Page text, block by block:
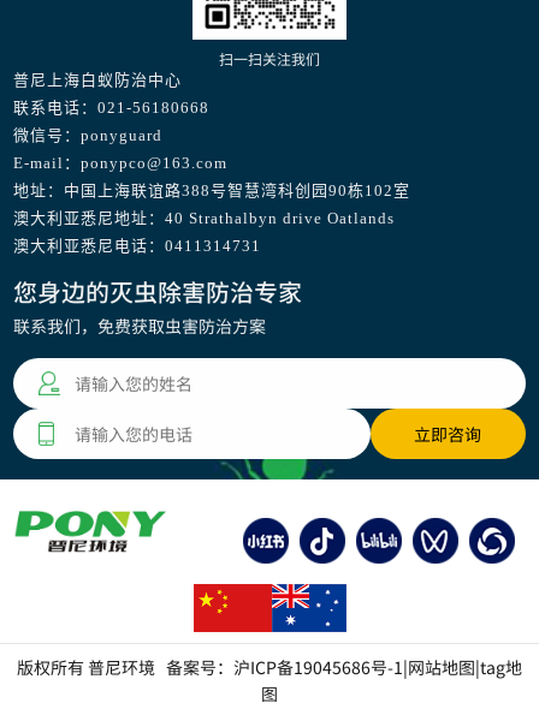
扫一扫关注我们
普尼上海白蚁防治中心
联系电话：021-56180668
微信号：ponyguard
E-mail：ponypco@163.com
地址：中国上海联谊路388号智慧湾科创园90栋102室
澳大利亚悉尼地址：40 Strathalbyn drive Oatlands
澳大利亚悉尼电话：0411314731
您身边的灭虫除害防治专家
联系我们，免费获取虫害防治方案
版权所有 普尼环境 备案号： 沪ICP备19045686号-1 |网站地图|tag地
图